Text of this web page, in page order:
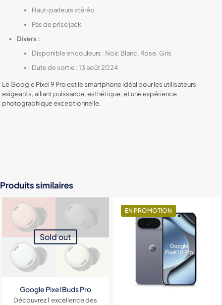
Haut-parleurs stéréo
Pas de prise jack
Divers :
Disponible en couleurs : Noir, Blanc, Rose, Gris
Date de sortie : 13 août 2024
Le Google Pixel 9 Pro est le smartphone idéal pour les utilisateurs
exigeants, alliant puissance, esthétique, et une expérience
photographique exceptionnelle.
Stockage
1024 GO, 128GO, 256GO, 512GO
Produits similaires
Sold out
Google Pixel Buds Pro
Découvrez l’excellence des
EN PROMOTION